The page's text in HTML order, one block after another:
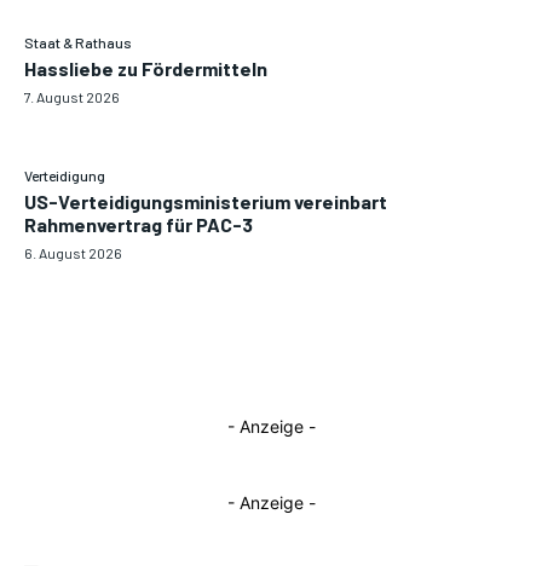
Staat & Rathaus
Hassliebe zu Fördermitteln
7. August 2026
Verteidigung
US-Verteidigungsministerium vereinbart
Rahmenvertrag für PAC-3
6. August 2026
- Anzeige -
- Anzeige -